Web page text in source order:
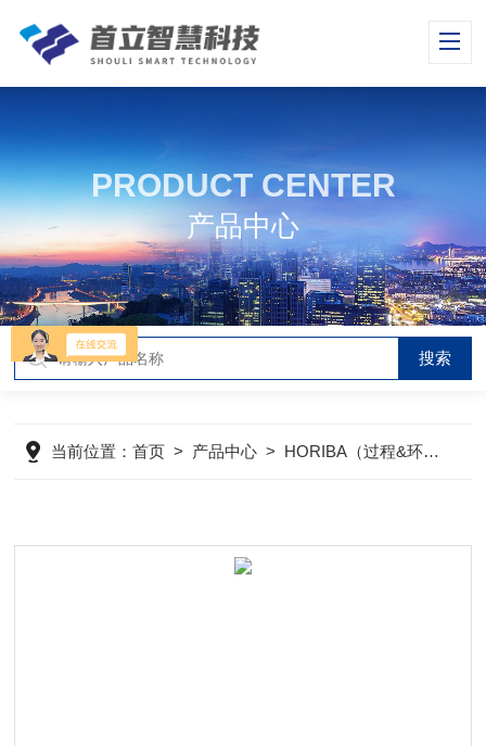
PRODUCT CENTER
产品中心
当前位置：首页 > 产品中心 > HORIBA（过程&环境）